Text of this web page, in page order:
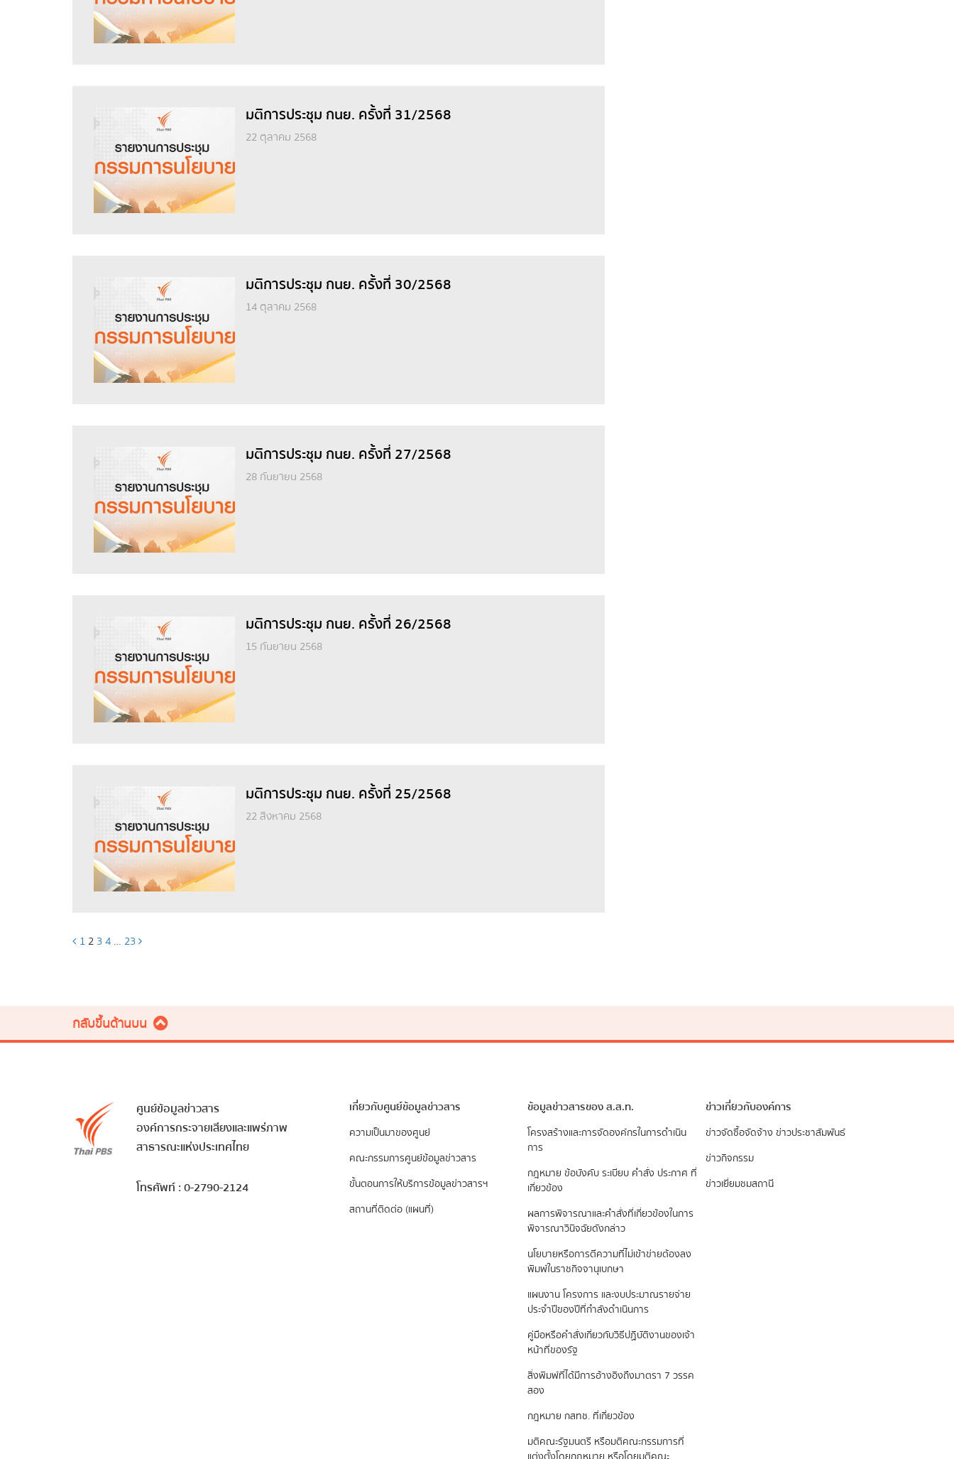
มติการประชุม กนย. ครั้งที่ 31/2568
22 ตุลาคม 2568
มติการประชุม กนย. ครั้งที่ 30/2568
14 ตุลาคม 2568
มติการประชุม กนย. ครั้งที่ 27/2568
28 กันยายน 2568
มติการประชุม กนย. ครั้งที่ 26/2568
15 กันยายน 2568
มติการประชุม กนย. ครั้งที่ 25/2568
22 สิงหาคม 2568
1 2 34 … 23
กลับขึ้นด้านบน
ศูนย์ข้อมูลข่าวสาร
องค์การกระจายเสียงและแพร่ภาพ
สาธารณะแห่งประเทศไทย
โทรศัพท์ : 0-2790-2124
เกี่ยวกับศูนย์ข้อมูลข่าวสาร
ความเป็นมาของศูนย์
คณะกรรมการศูนย์ข้อมูลข่าวสาร
ขั้นตอนการให้บริการข้อมูลข่าวสารฯ
สถานที่ติดต่อ (แผนที่)
ข้อมูลข่าวสารของ ส.ส.ท.
​โครงสร้างและการจัดองค์กรในการดำเนิน
การ
กฎหมาย ข้อบังคับ ระเบียบ คำสั่ง ประกาศ ที่
เกี่ยวข้อง
ผลการพิจารณาและคำสั่งที่เกี่ยวข้องในการ
พิจารณาวินิจฉัยดังกล่าว
นโยบายหรือการตีความที่ไม่เข้าข่ายต้องลง
พิมพ์ในราชกิจจานุเบกษา
แผนงาน โครงการ และงบประมาณรายจ่าย
ประจำปีของปีที่กำลังดำเนินการ
คู่มือหรือคำสั่งเกี่ยวกับวิธีปฏิบัติงานของเจ้า
หน้าที่ของรัฐ
สิ่งพิมพ์ที่ได้มีการอ้างอิงถึงมาตรา 7 วรรค
สอง
กฎหมาย กสทช. ที่เกี่ยวข้อง
มติคณะรัฐมนตรี หรือมติคณะกรรมการที่
ข่าวเกี่ยวกับองค์การ
ข่าวจัดซื้อจัดจ้าง ข่าวประชาสัมพันธ์
ข่าวกิจกรรม
ข่าวเยี่ยมชมสถานี